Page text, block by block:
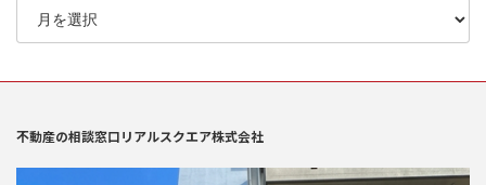
不動産の相談窓口リアルスクエア株式会社